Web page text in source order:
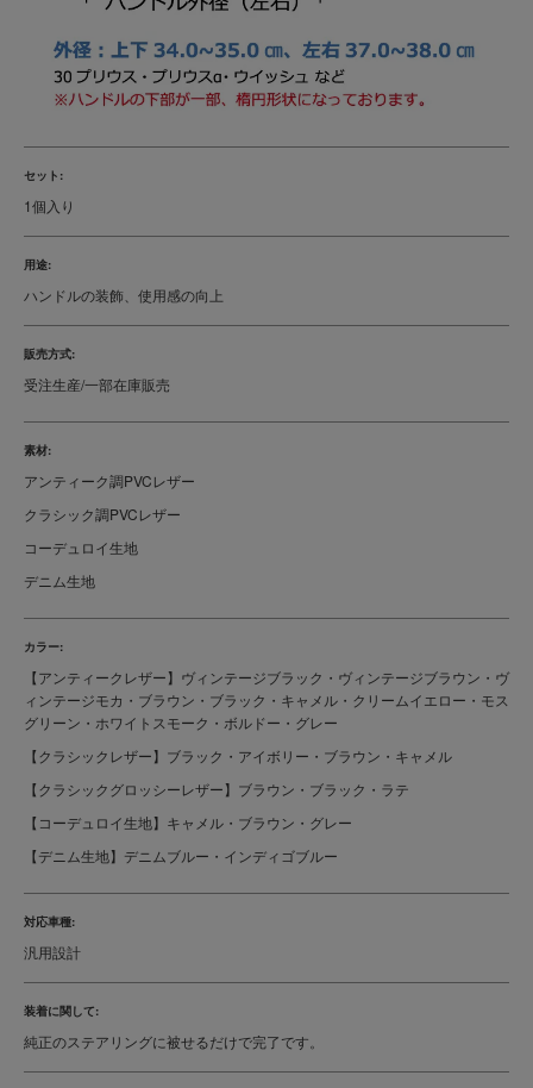
セット:
1個入り
用途:
ハンドルの装飾、使用感の向上
販売方式:
受注生産/一部在庫販売
素材:
アンティーク調PVCレザー
クラシック調PVCレザー
コーデュロイ生地
デニム生地
カラー:
【アンティークレザー】ヴィンテージブラック・ヴィンテージブラウン・ヴ
ィンテージモカ・ブラウン・ブラック・キャメル・クリームイエロー・モス
グリーン・ホワイトスモーク・ボルドー・グレー
【クラシックレザー】ブラック・アイボリー・ブラウン・キャメル
【クラシックグロッシーレザー】ブラウン・ブラック・ラテ
【コーデュロイ生地】キャメル・ブラウン・グレー
【デニム生地】デニムブルー・インディゴブルー
対応車種:
汎用設計
装着に関して:
純正のステアリングに被せるだけで完了です。